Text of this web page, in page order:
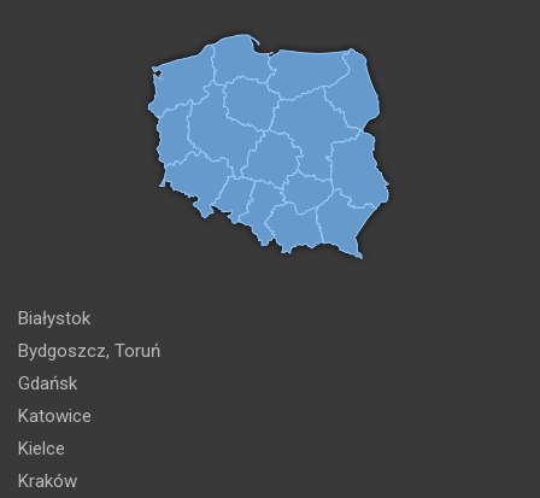
Białystok
Bydgoszcz, Toruń
Gdańsk
Katowice
Kielce
Kraków